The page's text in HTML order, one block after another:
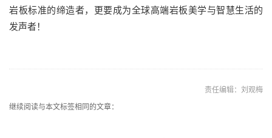
岩板标准的缔造者，更要成为全球高端岩板美学与智慧生活的
发声者！
责任编辑：刘观梅
继续阅读与本文标签相同的文章：